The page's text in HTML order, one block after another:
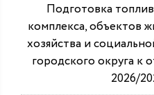
Подготовка
комплекса, объектов
хозяйства и
городского округа к
2026/